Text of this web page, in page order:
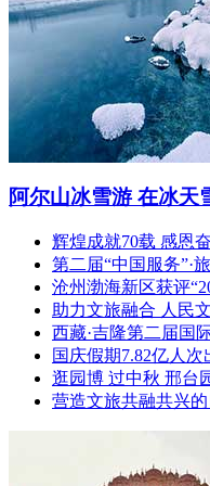
阿尔山冰雪游 在冰天
辉煌成就70载 感恩
第二届“中国服务”·
沧州渤海新区获评
助力文旅融合 人民
西藏·吉隆第二届国
国庆假期7.82亿人
逛园博 过中秋 邢台
营造文旅共融共兴